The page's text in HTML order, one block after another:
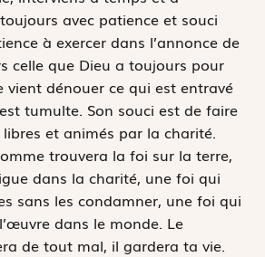
toujours avec patience et souci
à exercer dans l’annonce de
celle que Dieu a toujours pour
vient dénouer ce qui est entravé
tumulte. Son souci est de faire
et animés par la charité.
trouvera la foi sur la terre,
dans la charité, une foi qui
sans les condamner, une foi qui
dans le monde. Le
de tout mal, il gardera ta vie.